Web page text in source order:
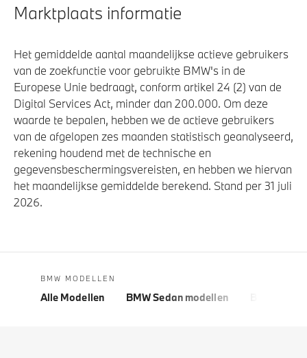
Marktplaats informatie
Het gemiddelde aantal maandelijkse actieve gebruikers
van de zoekfunctie voor gebruikte BMW's in de
Europese Unie bedraagt, conform artikel 24 (2) van de
Digital Services Act, minder dan 200.000. Om deze
waarde te bepalen, hebben we de actieve gebruikers
van de afgelopen zes maanden statistisch geanalyseerd,
rekening houdend met de technische en
gegevensbeschermingsvereisten, en hebben we hiervan
het maandelijkse gemiddelde berekend. Stand per 31 juli
2026.
BMW MODELLEN
Alle Modellen BMW Sedan modellen